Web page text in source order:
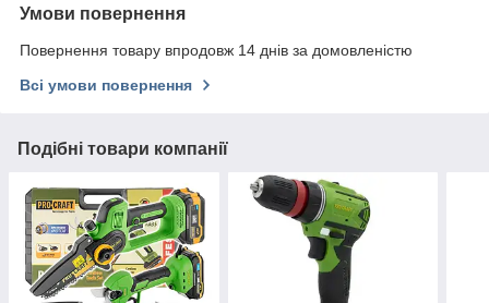
Умови повернення
Повернення товару впродовж 14 днів за домовленістю
Всі умови повернення
Подібні товари компанії